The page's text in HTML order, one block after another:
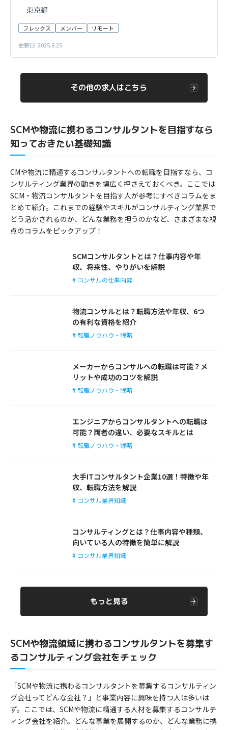
東京都
フレックス メンバー リモート
更新日: 2025.8.25
その他の求人はこちら
SCMや物流に携わるコンサルタントを目指すなら
知っておきたい基礎知識
CMや物流に精通するコンサルタントへの転職を目指すなら、コ
ンサルティング業界の動きを幅広く押さえておくべき。ここでは
SCM・物流コンサルタントを目指す人が参考にすべきコラムをま
とめて紹介。これまでの経験やスキルがコンサルティング業界で
どう活かされるのか、どんな業務を担うのかなど、さまざまな視
点のコラムをピックアップ！
SCMコンサルタントとは？仕事内容や年
収、将来性、やりがいを解説
# コンサルの仕事内容
物流コンサルとは？転職方法や年収、6つ
の有利な資格を紹介
# 転職ノウハウ・戦略
メーカーからコンサルへの転職は可能？メ
リットや成功のコツを解説
# 転職ノウハウ・戦略
エンジニアからコンサルタントへの転職は
可能？両者の違い、必要なスキルとは
# 転職ノウハウ・戦略
大手ITコンサルタント企業10選！特徴や年
収、転職方法を解説
# コンサル業界知識
コンサルティングとは？仕事内容や種類、
向いている人の特徴を簡単に解説
# コンサル業界知識
もっと見る
SCMや物流領域に携わるコンサルタントを募集す
るコンサルティング会社をチェック
「SCMや物流に携わるコンサルタントを募集するコンサルティン
グ会社ってどんな会社？」と事業内容に興味を持つ人は多いは
ず。ここでは、SCMや物流に精通する人材を募集するコンサルテ
ィング会社を紹介。どんな事業を展開するのか、どんな業務に携